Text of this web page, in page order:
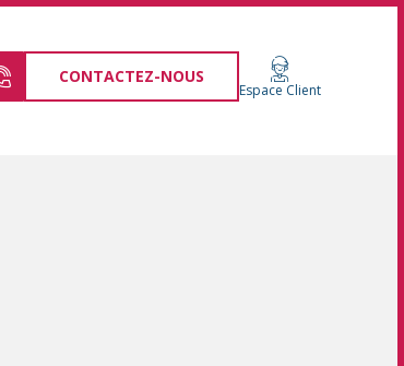
CONTACTEZ-NOUS
Espace Client